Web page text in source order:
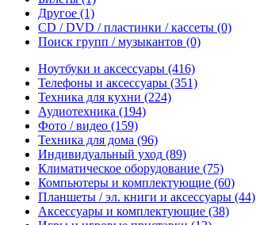
Другое (1)
CD / DVD / пластинки / кассеты (0)
Поиск групп / музыкантов (0)
Ноутбуки и аксессуары (416)
Телефоны и аксессуары (351)
Техника для кухни (224)
Аудиотехника (194)
Фото / видео (159)
Техника для дома (96)
Индивидуальный уход (89)
Климатическое оборудование (75)
Компьютеры и комплектующие (60)
Планшеты / эл. книги и аксессуары (44)
Аксессуары и комплектующие (38)